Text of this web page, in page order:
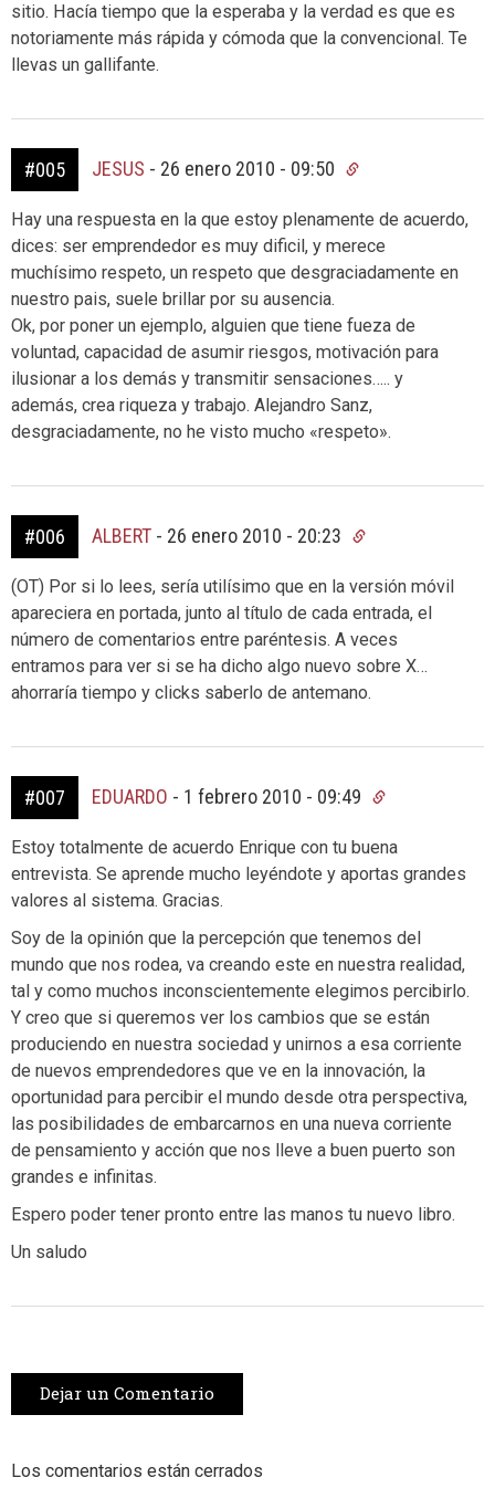
sitio. Hacía tiempo que la esperaba y la verdad es que es
notoriamente más rápida y cómoda que la convencional. Te
llevas un gallifante.
#005 JESUS - 26 enero 2010 - 09:50
Hay una respuesta en la que estoy plenamente de acuerdo,
dices: ser emprendedor es muy dificil, y merece
muchísimo respeto, un respeto que desgraciadamente en
nuestro pais, suele brillar por su ausencia.
Ok, por poner un ejemplo, alguien que tiene fueza de
voluntad, capacidad de asumir riesgos, motivación para
ilusionar a los demás y transmitir sensaciones….. y
además, crea riqueza y trabajo. Alejandro Sanz,
desgraciadamente, no he visto mucho «respeto».
#006 ALBERT - 26 enero 2010 - 20:23
(OT) Por si lo lees, sería utilísimo que en la versión móvil
apareciera en portada, junto al título de cada entrada, el
número de comentarios entre paréntesis. A veces
entramos para ver si se ha dicho algo nuevo sobre X…
ahorraría tiempo y clicks saberlo de antemano.
#007 EDUARDO - 1 febrero 2010 - 09:49
Estoy totalmente de acuerdo Enrique con tu buena
entrevista. Se aprende mucho leyéndote y aportas grandes
valores al sistema. Gracias.
Soy de la opinión que la percepción que tenemos del
mundo que nos rodea, va creando este en nuestra realidad,
tal y como muchos inconscientemente elegimos percibirlo.
Y creo que si queremos ver los cambios que se están
produciendo en nuestra sociedad y unirnos a esa corriente
de nuevos emprendedores que ve en la innovación, la
oportunidad para percibir el mundo desde otra perspectiva,
las posibilidades de embarcarnos en una nueva corriente
de pensamiento y acción que nos lleve a buen puerto son
grandes e infinitas.
Espero poder tener pronto entre las manos tu nuevo libro.
Un saludo
Dejar un Comentario
Los comentarios están cerrados